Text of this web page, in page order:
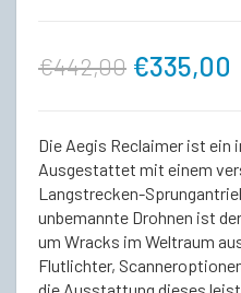
€442,00
war:
€442,00
€335,00
Die Aegis Reclaimer ist ein
Ausgestattet mit einem
Langstrecken-
unbemannte Drohnen ist
um Wracks im Weltraum
Flutlichter,
die Ausstattung dieses